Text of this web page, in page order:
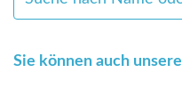
Sie können auch unsere